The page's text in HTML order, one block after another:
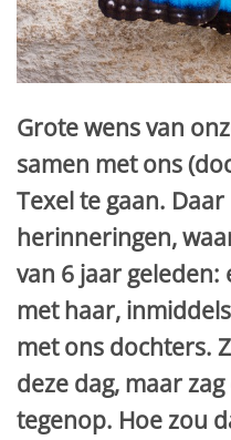
Grote wens van
samen met ons
Texel te gaan.
herinneringen,
van 6 jaar geleden:
met haar,
met ons dochters.
deze dag, maar
tegenop. Hoe zou